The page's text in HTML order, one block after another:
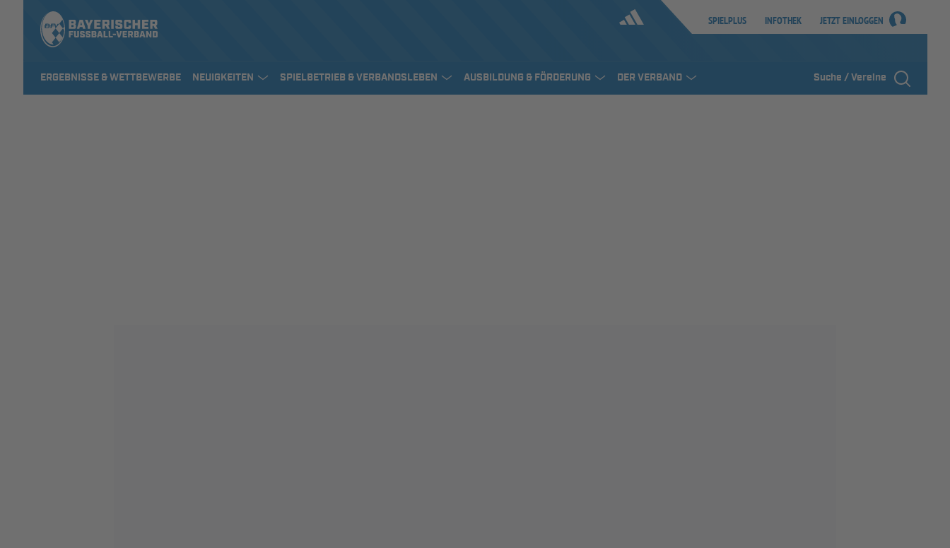
SPIELPLUS INFOTHEK JETZT EINLOGGEN
ERGEBNISSE & WETTBEWERBE NEUIGKEITEN SPIELBETRIEB & VERBANDSLEBEN AUSBILDUNG & FÖRDERUNG DER VERBAND Suche / Vereine